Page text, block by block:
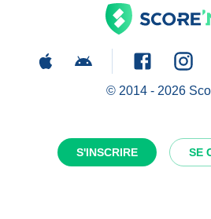
S'INSCRIRE SE
© 2014 - 2026